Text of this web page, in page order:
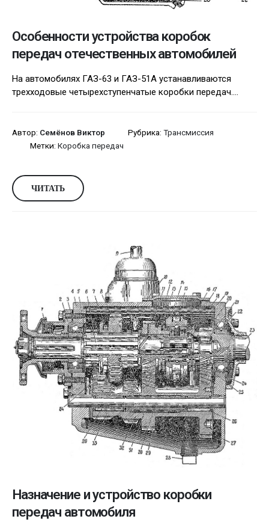
Особенности устройства коробок
передач отечественных автомобилей
На автомобилях ГАЗ-63 и ГАЗ-51А устанавливаются
трехходовые четырехступенчатые коробки передач....
Автор: Семёнов Виктор Рубрика: Трансмиссия
Метки: Коробка передач
ЧИТАТЬ
Назначение и устройство коробки
передач автомобиля